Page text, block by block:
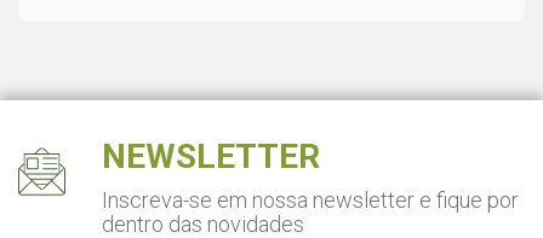
NEWSLETTER
Inscreva-se em nossa newsletter e fique por
dentro das novidades